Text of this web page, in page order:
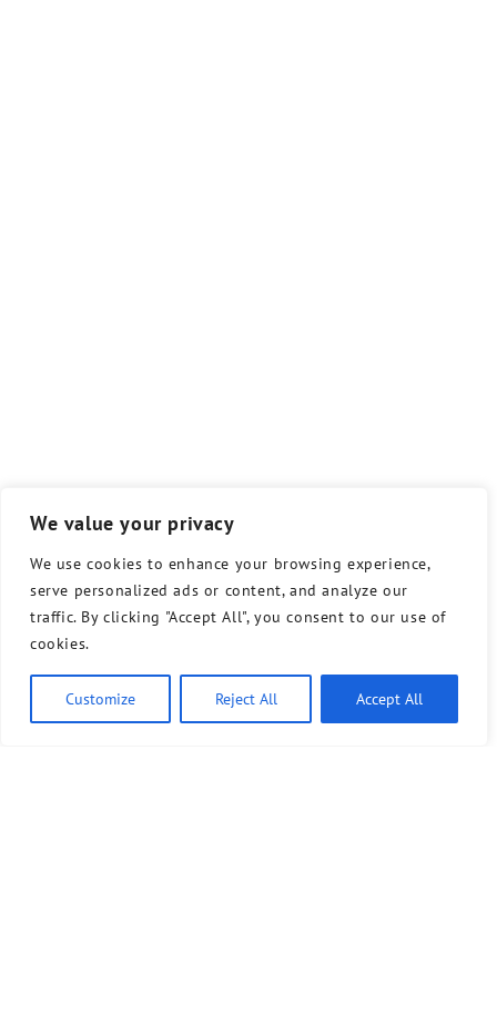
We value your privacy
We use cookies to enhance your browsing experience,
serve personalized ads or content, and analyze our
traffic. By clicking "Accept All", you consent to our use of
cookies.
Customize Reject All Accept All